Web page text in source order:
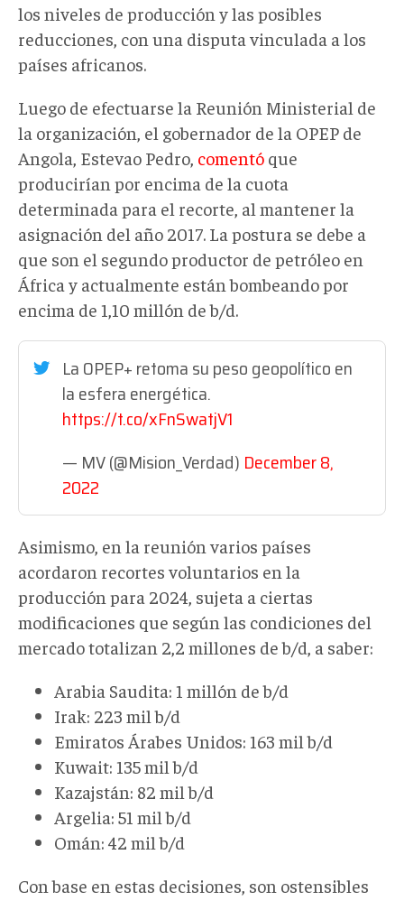
los niveles de producción y las posibles
reducciones, con una disputa vinculada a los
países africanos.
Luego de efectuarse la Reunión Ministerial de
la organización, el gobernador de la OPEP de
Angola, Estevao Pedro, comentó que
producirían por encima de la cuota
determinada para el recorte, al mantener la
asignación del año 2017. La postura se debe a
que son el segundo productor de petróleo en
África y actualmente están bombeando por
encima de 1,10 millón de b/d.
La OPEP+ retoma su peso geopolítico en
la esfera energética.
https://t.co/xFnSwatjV1
— MV (@Mision_Verdad) December 8,
2022
Asimismo, en la reunión varios países
acordaron recortes voluntarios en la
producción para 2024, sujeta a ciertas
modificaciones que según las condiciones del
mercado totalizan 2,2 millones de b/d, a saber:
Arabia Saudita: 1 millón de b/d
Irak: 223 mil b/d
Emiratos Árabes Unidos: 163 mil b/d
Kuwait: 135 mil b/d
Kazajstán: 82 mil b/d
Argelia: 51 mil b/d
Omán: 42 mil b/d
Con base en estas decisiones, son ostensibles